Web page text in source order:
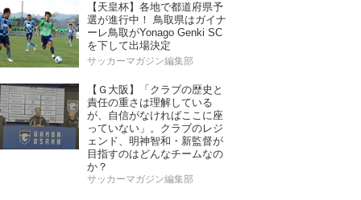
【天皇杯】各地で都道府県予
選が進行中！ 鳥取県はガイナ
ーレ鳥取がYonago Genki SC
を下して出場決定
サッカーマガジン編集部
【Ｇ大阪】「クラブの歴史と
責任の重さは理解している
が、自信がなければここに座
っていない」。クラブのレジ
ェンド、明神智和・新監督が
目指すのはどんなチームなの
か？
サッカーマガジン編集部